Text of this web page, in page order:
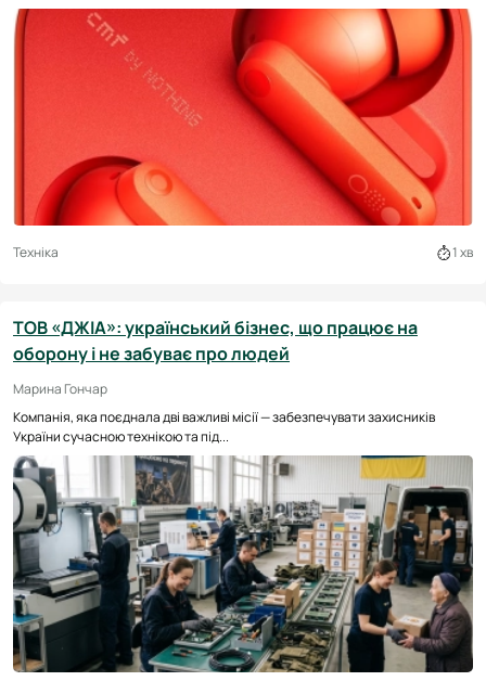
Техніка 1 хв
ТОВ «ДЖІА»: український бізнес, що працює на
оборону і не забуває про людей
Марина Гончар
Компанія, яка поєднала дві важливі місії — забезпечувати захисників
України сучасною технікою та під...